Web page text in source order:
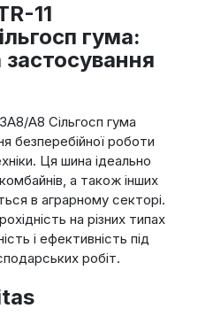
11
гума:
A8 Сільгосп гума
безперебійної роботи
Ця шина ідеально
а також інших
в аграрному секторі.
на різних типах
і ефективність під
робіт.